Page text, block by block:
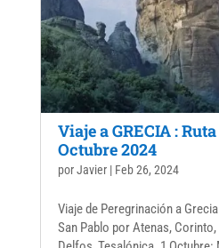
Viaje a GRECIA :
Octubre 2024
porJavier| Feb 26, 2024
Viaje de Peregrinación a
San Pablo por Atenas,